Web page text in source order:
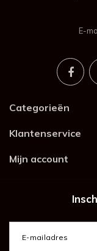
E-
Categorieën
Klantenservice
Mijn account